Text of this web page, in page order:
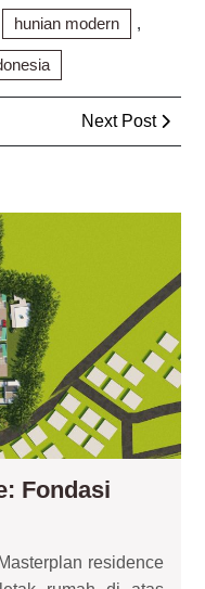
hunian modern ,
Next Post
Next
Post
Fondasi
residence